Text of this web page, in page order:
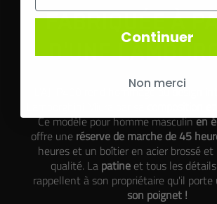
FABRIQUÉE À
D'UNE
L'AJ-P400 rend hommage audesign
Ce modèle pour homme masculinen
offre une réserve de marche de 45
heures et un boîtier en acier brossé
qualité. La patineet tous les
rappellent à son propriétaire qu'il porte
son poignet !
Continuer
Non merci